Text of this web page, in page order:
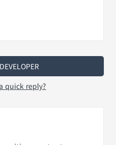
quick reply?